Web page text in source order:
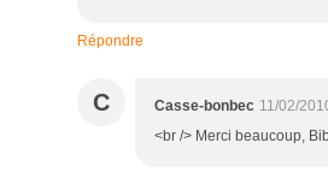
Répondre
C Casse-bonbec 11/02/
<br /> Merci beaucoup,